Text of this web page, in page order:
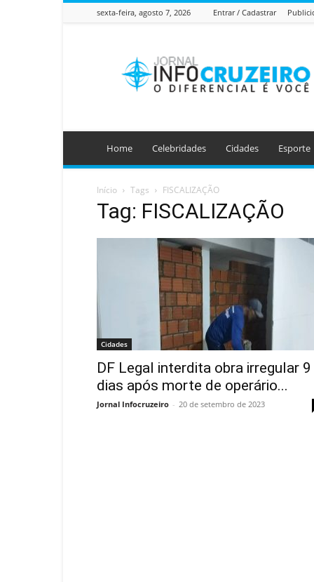
sexta-feira, agosto 7, 2026 Entrar / Cadastrar
Info
Cruzeiro
Home Celebridades Cidades Esporte
Início Tags FISCALIZAÇÃO
Tag: FISCALIZAÇÃO
Cidades
DF Legal interdita obra irregular 9
dias após morte de operário...
Jornal Infocruzeiro - 20 de setembro de 2023